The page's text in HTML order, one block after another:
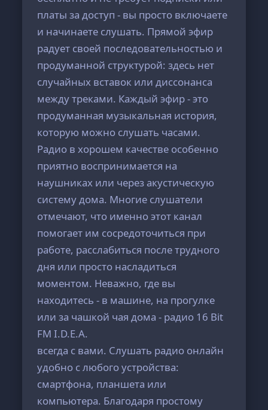
платы за доступ - вы просто включаете
и начинаете слушать. Прямой эфир
радует своей последовательностью и
продуманной структурой: здесь нет
случайных вставок или диссонанса
между треками. Каждый эфир - это
продуманная музыкальная история,
которую можно слушать часами.
Радио в хорошем качестве особенно
приятно воспринимается на
наушниках или через акустическую
систему дома. Многие слушатели
отмечают, что именно этот канал
помогает им сосредоточиться при
работе, расслабиться после трудного
дня или просто насладиться
моментом. Неважно, где вы
находитесь - в машине, на прогулке
или за чашкой чая дома - радио 16 Bit
FM I.D.E.A.
всегда с вами. Слушать радио онлайн
удобно с любого устройства:
смартфона, планшета или
компьютера. Благодаря простому